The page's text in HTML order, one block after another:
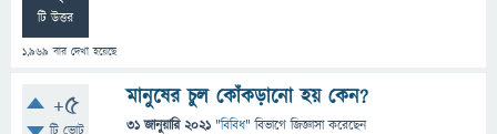
টি উত্তর
1,969 বার দেখা হয়েছে
+5 মানুষের চুল কোঁকড়ানো হয় কেন?
31 জানুয়ারি 2021 "বিবিধ" বিভাগে জিজ্ঞাসাকরেছেন